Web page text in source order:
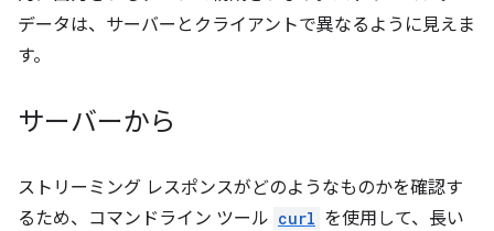
データは、サーバーとクライアントで異なるように見えま
す。
サーバーから
ストリーミング レスポンスがどのようなものかを確認す
るため、コマンドライン ツール curl を使用して、長い